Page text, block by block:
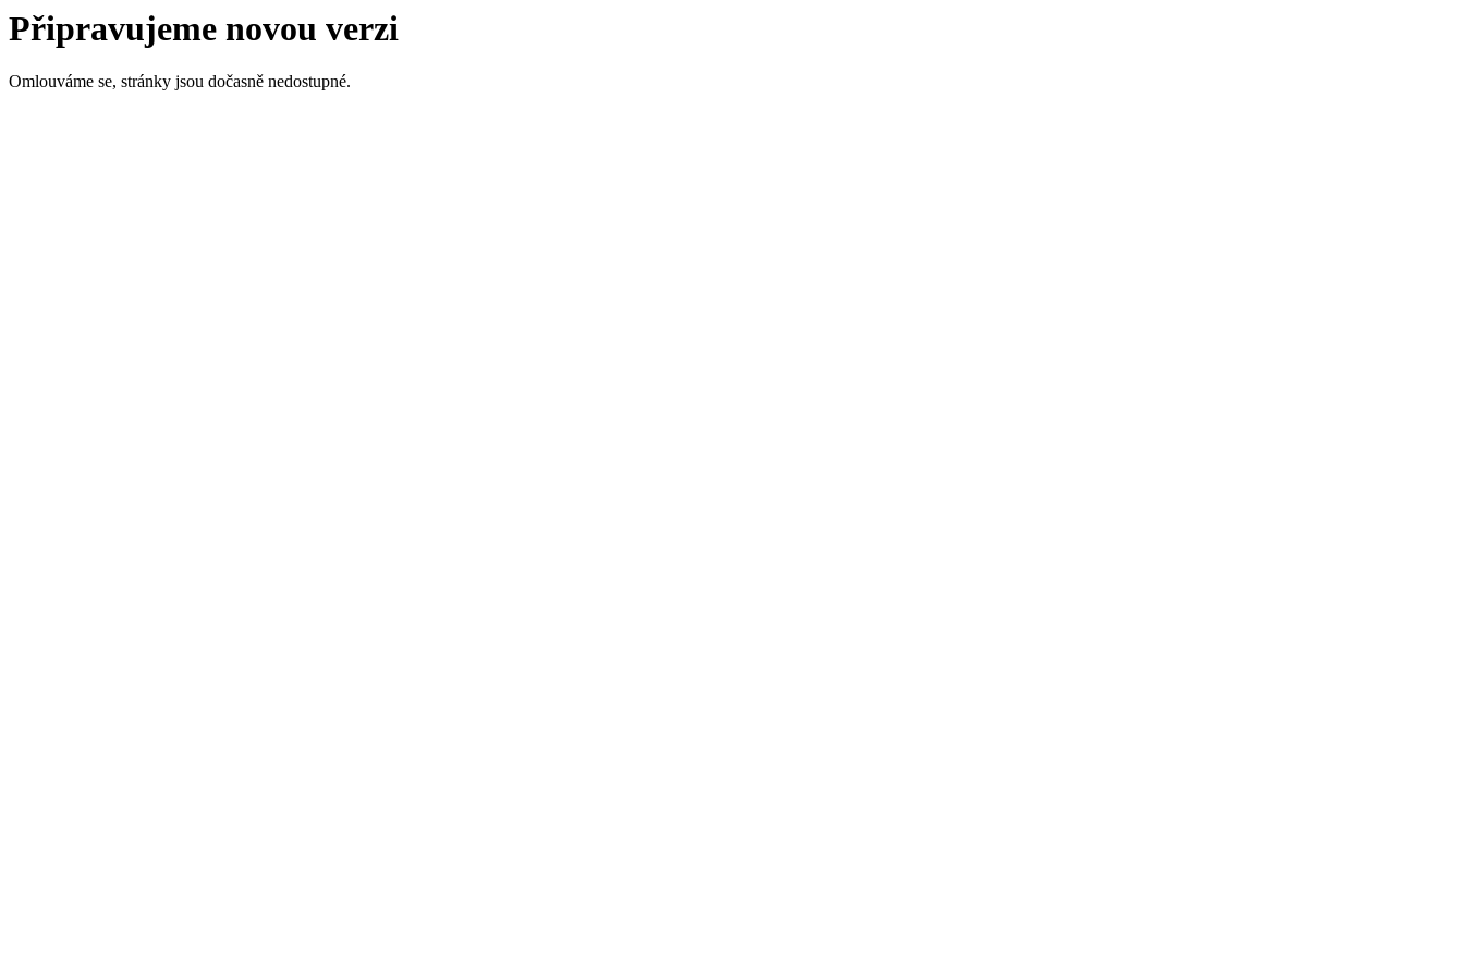
Připravujeme novou verzi
Omlouváme se, stránky jsou dočasně nedostupné.